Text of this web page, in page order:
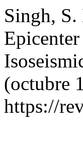
Singh,
(octubre
https://